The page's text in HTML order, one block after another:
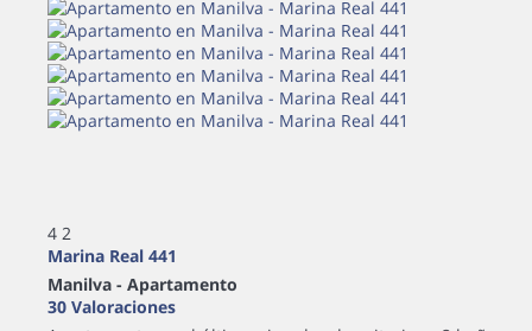
4 2
Marina Real 441
Manilva - Apartamento
30 Valoraciones